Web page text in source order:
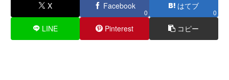
X Facebook
0
はてブ
0
LINE Pinterest コピー